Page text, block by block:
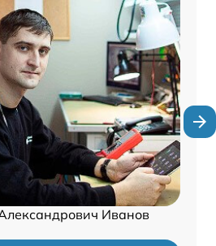
Иванов